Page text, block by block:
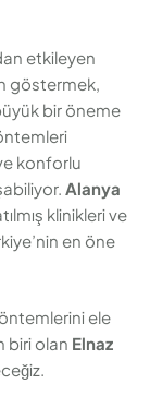
etkileyen
göstermek,
bir öneme
konforlu
Alanya
klinikleri ve
en öne
ele
biri olan Elnaz